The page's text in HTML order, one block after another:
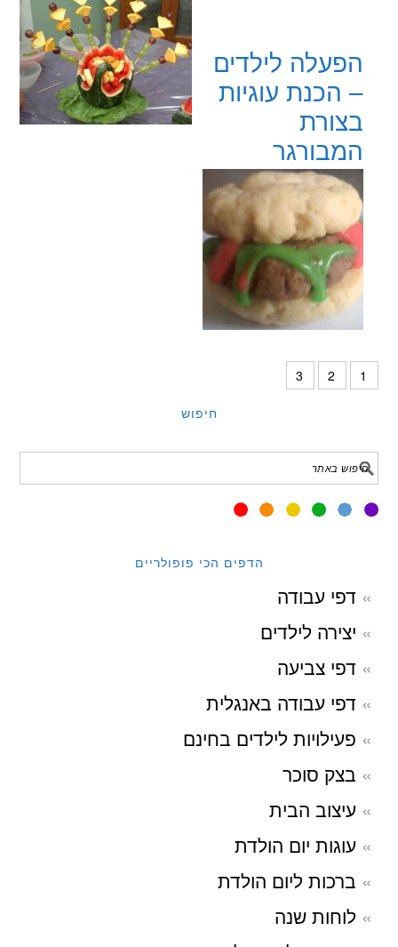
הפעלה לילדים
– הכנת עוגיות
בצורת
המבורגר
1
2
3
חיפוש
הדפים הכי פופולריים
דפי עבודה
יצירה לילדים
דפי צביעה
דפי עבודה באנגלית
פעילויות לילדים בחינם
בצק סוכר
עיצוב הבית
עוגות יום הולדת
ברכות ליום הולדת
לוחות שנה